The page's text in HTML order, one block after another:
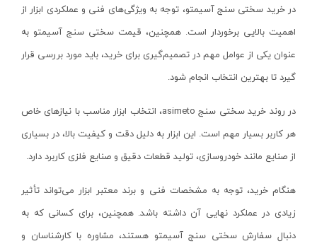
جارو شارژی
فارسی بر شارژی
میخکوب شارژی
اره شارژی
کمپرسور شارژی
کاپشن شارژی
دوربین شارژی
لوله بر شارژی
گریس زن شارژی
ایران پتک - Iran Potk
تاپ گاردن - Top Garden
دی سی ای - DCA
صبا ‌الکتریک - Saba Electric
محک - Mahak
مک تک - Maktec
نووا - Nova
هوم لایت - Homelite
یشمی-مشکی
سرمه ای -نقره ای
سبز- مشکی
زرد - مشکی
مشکی-طوسی
زرد-طوسی
نقره ای - سبز
در خرید سختی سنج آسیمتو، توجه به ویژگی‌های فنی و عملکردی ابزار از
اهمیت بالایی برخوردار است. همچنین، قیمت سختی سنج آسیمتو به
عنوان یکی از عوامل مهم در تصمیم‌گیری برای خرید، باید مورد بررسی قرار
گیرد تا بهترین انتخاب انجام شود.
در روند خرید سختی سنج asimeto، انتخاب ابزار مناسب با نیازهای خاص
هر کاربر بسیار مهم است. این ابزار به دلیل دقت و کیفیت بالا، در بسیاری
از صنایع مانند خودروسازی، تولید قطعات دقیق و صنایع فلزی کاربرد دارد.
هنگام خرید، توجه به مشخصات فنی و برند معتبر ابزار می‌تواند تأثیر
زیادی در عملکرد نهایی آن داشته باشد. همچنین، برای کسانی که به
دنبال سفارش سختی سنج آسیمتو هستند، مشاوره با کارشناسان و